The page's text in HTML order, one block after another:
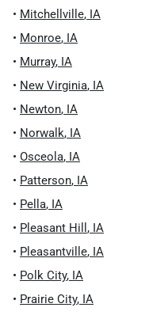
• Mitchellville, IA
• Monroe, IA
• Murray, IA
• New Virginia, IA
• Newton, IA
• Norwalk, IA
• Osceola, IA
• Patterson, IA
• Pella, IA
• Pleasant Hill , IA
• Pleasantville, IA
• Polk City, IA
• Prairie City, IA